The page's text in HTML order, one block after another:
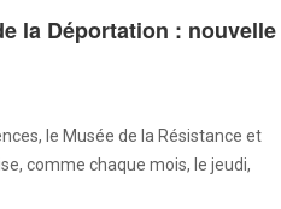
la Déportation : nouvelle
le Musée de la Résistance et
comme chaque mois, le jeudi,